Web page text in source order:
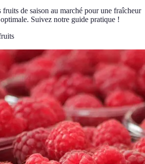
de saison au marché pour une fraîcheur
Suivez notre guide pratique !